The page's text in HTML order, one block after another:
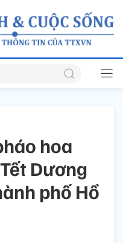
hoa
Dương
phố Hồ